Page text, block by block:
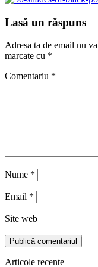
Lasă un răspuns
Adresa ta de email nu
marcate cu *
Comentariu *
Nume *
Email *
Site web
Articole recente